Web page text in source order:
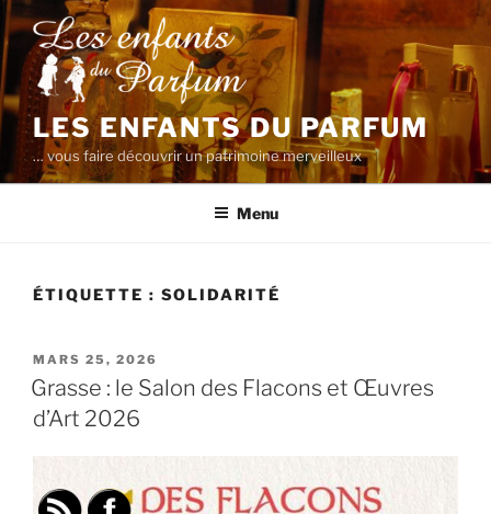
Aller
au
contenu
principal
LES ENFANTS DU PARFUM
… vous faire découvrir un patrimoine merveilleux
Menu
ÉTIQUETTE : SOLIDARITÉ
PUBLIÉ
LE
MARS 25, 2026
Grasse : le Salon des Flacons et Œuvres
d’Art 2026